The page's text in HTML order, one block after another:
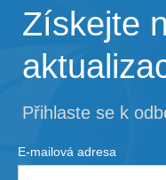
Získejte
Přihlaste se k
E-mailová adresa